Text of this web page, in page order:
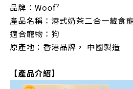
品牌： Woof²
產品名稱：港式奶茶二合一藏食
適合寵物：狗
原產地： 香港品牌， 中國製造
【產品介紹】